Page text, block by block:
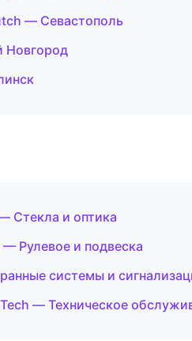
— Севастополь
Новгород
Стекла и оптика
Рулевое и подвеска
системы и
— Техническое